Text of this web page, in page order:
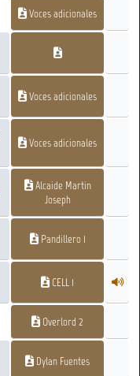
Voces adicionales
Voces adicionales
Voces adicionales
Alcaide Martin
Joseph
Pandillero 1
CELL 1
Overlord 2
Dylan Fuentes